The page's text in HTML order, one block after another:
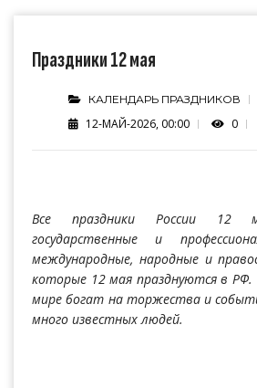
Праздники 12 мая
КАЛЕНДАРЬ ПРАЗДНИКОВ
12-МАЙ-2026, 00:00 0
Все праздники России 12
государственные и
международные, народные и
которые 12 мая празднуются в РФ.
мире богат на торжества и
много известных людей.